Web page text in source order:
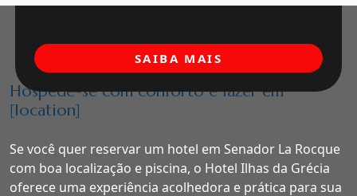
Hospede-se com conforto e lazer em
[location]
Se você quer reservar um hotel em Senador La Rocque
com boa localização e piscina, o Hotel Ilhas da Grécia
oferece uma experiência acolhedora e prática para sua
SAIBA MAIS